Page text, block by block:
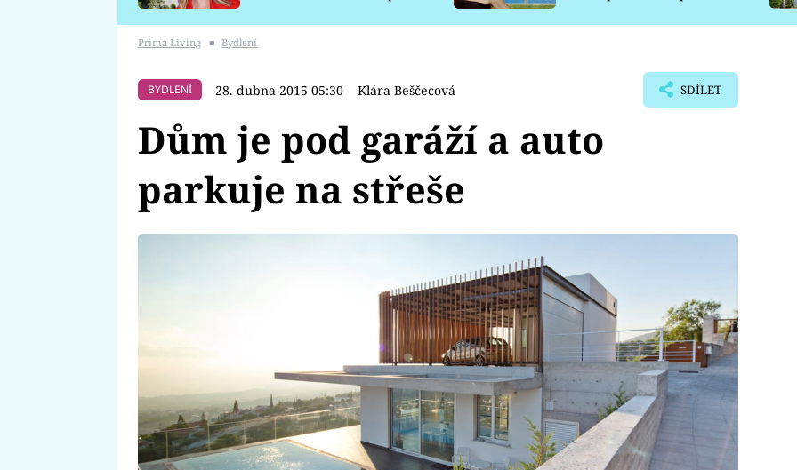
Prima Living ■ Bydlení
BYDLENÍ 28. dubna 2015 05:30 Klára Beščecová SDÍLET
Dům je pod garáží a auto
parkuje na střeše